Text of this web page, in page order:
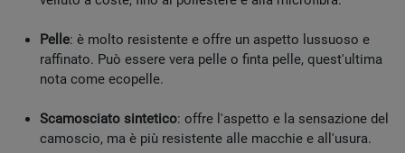
Pelle: è molto resistente e offre un aspetto lussuoso e
raffinato. Può essere vera pelle o finta pelle, quest'ultima
nota come ecopelle.
Scamosciato sintetico: offre l'aspetto e la sensazione del
camoscio, ma è più resistente alle macchie e all'usura.